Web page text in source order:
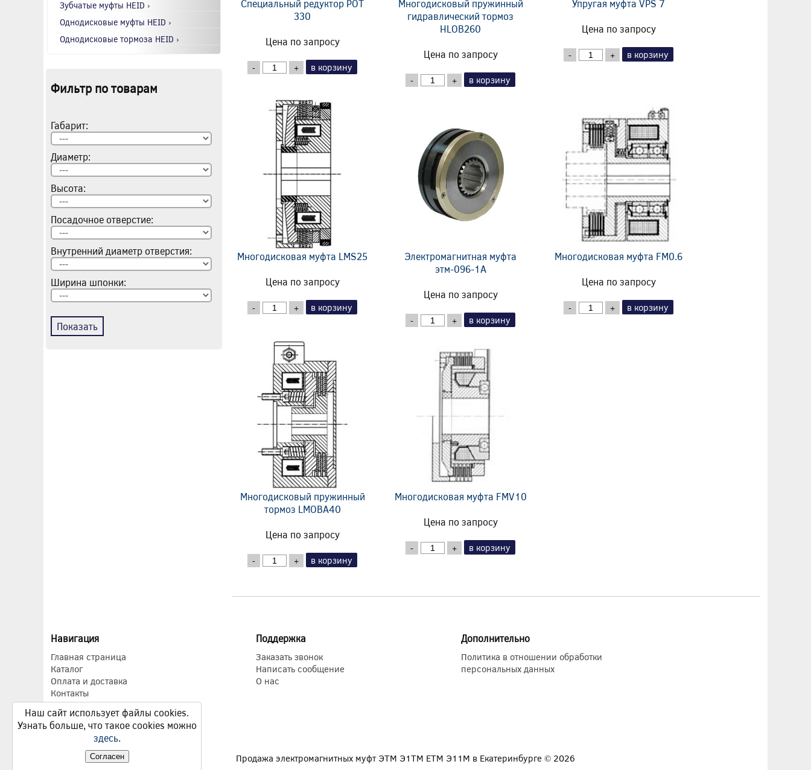
Зубчатые муфты HEID ›
Однодисковые муфты HEID ›
Однодисковые тормоза HEID ›
Фильтр по товарам
Габарит:
Диаметр:
Высота:
Посадочное отверстие:
Внутренний диаметр отверстия:
Ширина шпонки:
Показать
Специальный редуктор POT
330
Цена по запросу
- + в корзину
Многодисковый пружинный
гидравлический тормоз
HLOB260
Цена по запросу
- + в корзину
Упругая муфта VPS 7
Цена по запросу
- + в корзину
Многодисковая муфта LMS25
Цена по запросу
- + в корзину
Электромагнитная муфта
этм-096-1А
Цена по запросу
- + в корзину
Многодисковая муфта FM0.6
Цена по запросу
- + в корзину
Многодисковый пружинный
тормоз LMOBA40
Цена по запросу
- + в корзину
Многодисковая муфта FMV10
Цена по запросу
- + в корзину
Навигация
Главная страница
Каталог
Оплата и доставка
Контакты
Поддержка
Заказать звонок
Написать сообщение
О нас
Дополнительно
Политика в отношении обработки
персональных данных
Продажа электромагнитных муфт ЭТМ Э1ТМ ETM Э11М в Екатеринбурге © 2026
Наш сайт использует файлы cookies.
Узнать больше, что такое cookies можно
здесь.
Согласен